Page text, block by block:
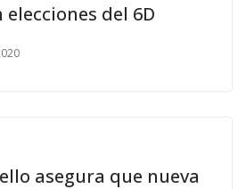
del 6D
asegura que nueva